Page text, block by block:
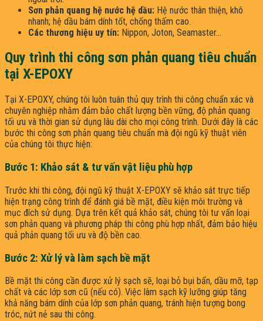
Sơn phản quang hệ nước hệ dầu: Hệ nước thân thiện, khô
nhanh; hệ dầu bám dính tốt, chống thấm cao.
Các thương hiệu uy tín: Nippon, Joton, Seamaster…
Quy trình thi công sơn phản quang tiêu chuẩn
tại X-EPOXY
Tại X-EPOXY, chúng tôi luôn tuân thủ quy trình thi công chuẩn xác và
chuyên nghiệp nhằm đảm bảo chất lượng bền vững, độ phản quang
tối ưu và thời gian sử dụng lâu dài cho mọi công trình. Dưới đây là các
bước thi công sơn phản quang tiêu chuẩn mà đội ngũ kỹ thuật viên
của chúng tôi thực hiện:
Bước 1: Khảo sát & tư vấn vật liệu phù hợp
Trước khi thi công, đội ngũ kỹ thuật X-EPOXY sẽ khảo sát trực tiếp
hiện trạng công trình để đánh giá bề mặt, điều kiện môi trường và
mục đích sử dụng. Dựa trên kết quả khảo sát, chúng tôi tư vấn loại
sơn phản quang và phương pháp thi công phù hợp nhất, đảm bảo hiệu
quả phản quang tối ưu và độ bền cao.
Bước 2: Xử lý và làm sạch bề mặt
Bề mặt thi công cần được xử lý sạch sẽ, loại bỏ bụi bẩn, dầu mỡ, tạp
chất và các lớp sơn cũ (nếu có). Việc làm sạch kỹ lưỡng giúp tăng
khả năng bám dính của lớp sơn phản quang, tránh hiện tượng bong
tróc, nứt nẻ sau thi công.